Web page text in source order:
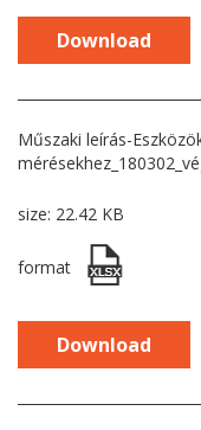
Download
Műszaki leírás-
size: 22.42 KB
format
Download